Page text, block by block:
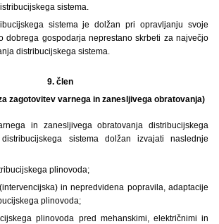
sistema.
sistema je dolžan pri opravljanju svoje
dobrega gospodarja neprestano skrbeti za največjo
distribucijskega sistema.
9. člen
zagotovitev varnega in zanesljivega obratovanja)
in zanesljivega obratovanja distribucijskega
sistema dolžan izvajati naslednje
plinovoda;
in nepredvidena popravila, adaptacije
plinovoda;
plinovoda pred mehanskimi, električnimi in